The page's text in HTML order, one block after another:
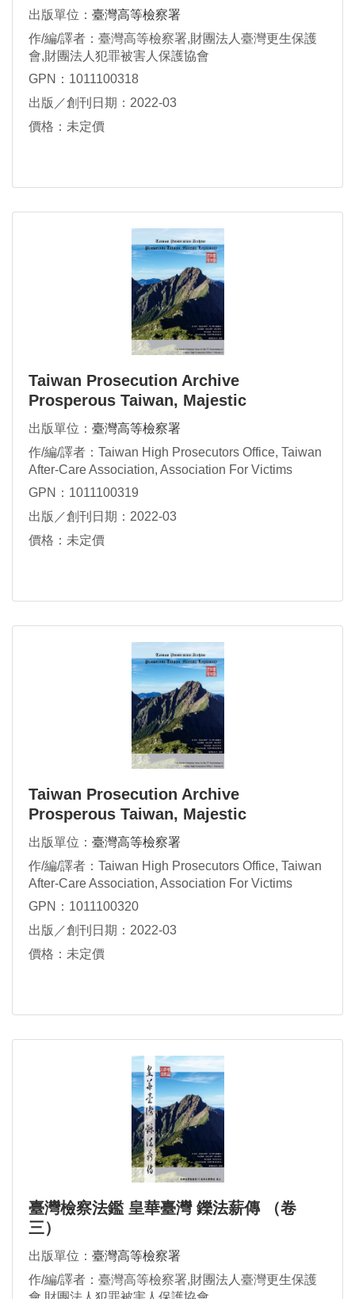
出版單位： 臺灣高等檢察署
作/編/譯者：臺灣高等檢察署,財團法人臺灣更生保護
會,財團法人犯罪被害人保護協會
GPN：1011100318
出版／創刊日期：2022-03
價格：未定價
Taiwan Prosecution Archive
Prosperous Taiwan, Majestic
Legitimacy Volume A
出版單位： 臺灣高等檢察署
作/編/譯者：Taiwan High Prosecutors Office, Taiwan
After-Care Association, Association For Victims
Support
GPN：1011100319
出版／創刊日期：2022-03
價格：未定價
Taiwan Prosecution Archive
Prosperous Taiwan, Majestic
Legitimacy Volume B
出版單位： 臺灣高等檢察署
作/編/譯者：Taiwan High Prosecutors Office, Taiwan
After-Care Association, Association For Victims
Support
GPN：1011100320
出版／創刊日期：2022-03
價格：未定價
臺灣檢察法鑑 皇華臺灣 鑠法薪傳 （卷
三）
出版單位： 臺灣高等檢察署
作/編/譯者：臺灣高等檢察署,財團法人臺灣更生保護